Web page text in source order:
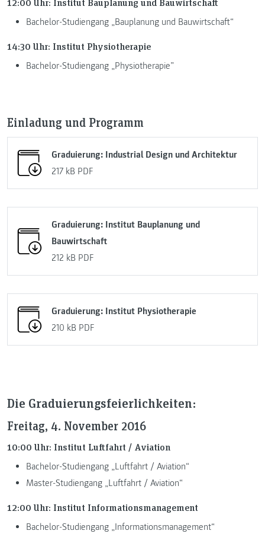
Bachelor-Studiengang „Bauplanung und Bauwirtschaft“
14:30 Uhr: Institut Physiotherapie
Bachelor-Studiengang „Physiotherapie”
Einladung und Programm
Graduierung: Industrial Design und Architektur
217 kB PDF
Graduierung: Institut Bauplanung und
Bauwirtschaft
212 kB PDF
Graduierung: Institut Physiotherapie
210 kB PDF
Die Graduierungsfeierlichkeiten:
Freitag, 4. November 2016
10:00 Uhr: Institut Luftfahrt / Aviation
Bachelor-Studiengang „Luftfahrt / Aviation“
Master-Studiengang „Luftfahrt / Aviation“
12:00 Uhr: Institut Informationsmanagement
Bachelor-Studiengang „Informationsmanagement“